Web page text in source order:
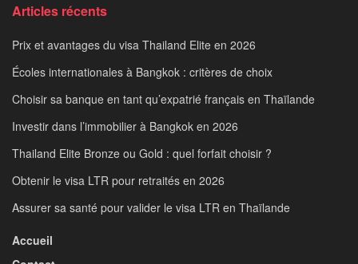
Articles récents
Prix et avantages du visa Thailand Elite en 2026
Écoles internationales à Bangkok : critères de choix
Choisir sa banque en tant qu’expatrié français en Thaïlande
Investir dans l’immobilier à Bangkok en 2026
Thailand Elite Bronze ou Gold : quel forfait choisir ?
Obtenir le visa LTR pour retraités en 2026
Assurer sa santé pour valider le visa LTR en Thaïlande
Accueil